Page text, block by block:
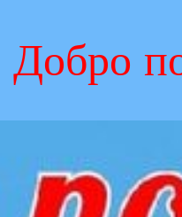
Добро